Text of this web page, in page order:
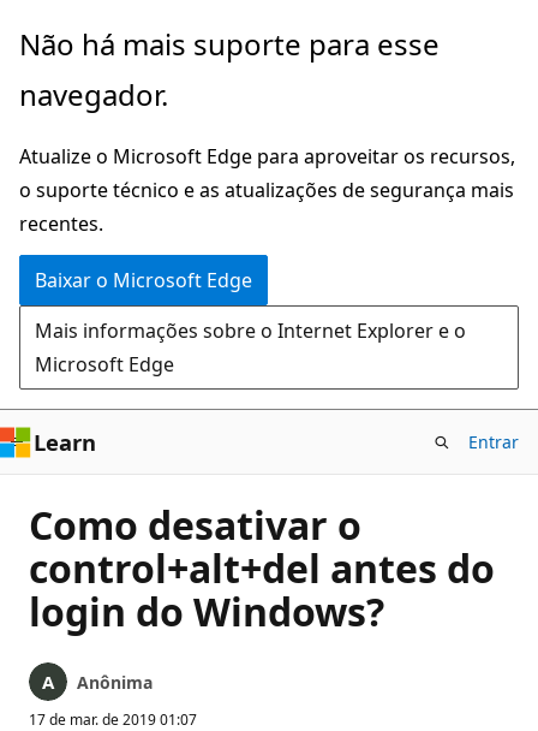
Pular
o
principal
Não há mais suporte para esse
navegador.
Atualize o Microsoft Edge para aproveitar os recursos,
o suporte técnico e as atualizações de segurança mais
recentes.
Baixar o Microsoft Edge
Mais informações sobre o Internet Explorer e o
Microsoft Edge
Learn Entrar
Como desativar o
control+alt+del antes do
login do Windows?
Anônima
17 de mar. de 2019 01:07